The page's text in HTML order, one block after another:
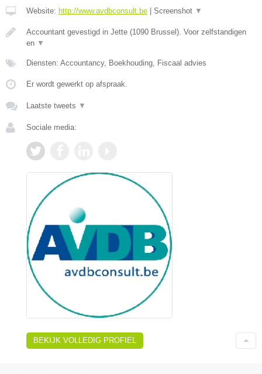
Website: http://www.avdbconsult.be | Screenshot ▼
Accountant gevestigd in Jette (1090 Brussel). Voor zelfstandigen
en ▼
Diensten: Accountancy, Boekhouding, Fiscaal advies
Er wordt gewerkt op afspraak.
Laatste tweets ▼
Sociale media:
BEKIJK VOLLEDIG PROFIEL